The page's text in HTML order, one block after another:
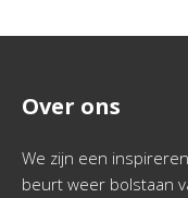
Over ons
We zijn een
beurt weer bolstaan